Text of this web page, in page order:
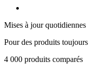
Mises à jour quotidiennes
Pour des produits
4 000 produits comparés